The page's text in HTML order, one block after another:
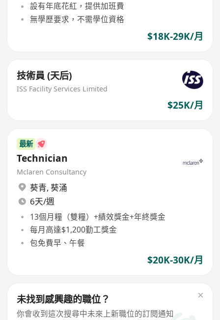
設有年底花紅，提供加班費
無學歷要求，不需學位資格
$18K-29K/月
技術員 (天后)
ISS Facility Services Limited
$25K/月
最新
Technician
Mclaren Consultancy
葵青, 葵涌
6天/週
13個月糧（雙糧）+績效獎金+年終獎金
每月高達$1,200勤工獎金
包免費早、午餐
$20K-30K/月
未找到感興趣的職位？
你會收到這次搜尋中未來上新職位的訂閱通知